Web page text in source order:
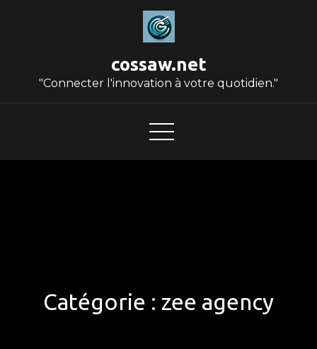
cossaw.net
"Connecter l'innovation à votre quotidien."
Catégorie : zee agency